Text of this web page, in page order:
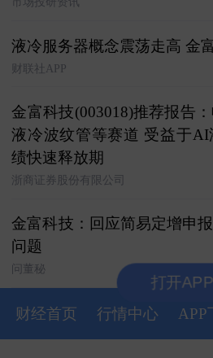
液冷服务器概念震荡走高 金
财联社APP
金富科技(003018)推荐报告
液冷波纹管等赛道 受益于
绩快速释放期
浙商证券股份有限公司
金富科技：回应简易定增申
问题
问董秘
财经首页 行情中心 APP
打开APP